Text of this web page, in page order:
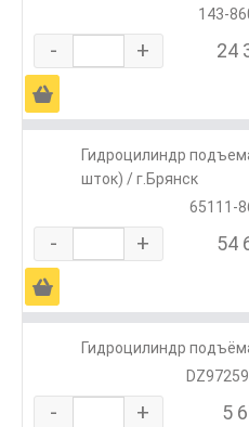
143-
- + 24
Ä
Гидроцилиндр
шток) / г.Брянск
65111-
- + 54
Ä
Гидроцилиндр
- + 5